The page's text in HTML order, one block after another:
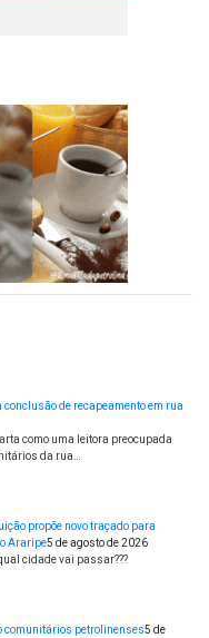
conclusão de recapeamento em rua
como uma leitora preocupada
da rua…
propõe novo traçado para
Araripe5 de agosto de 2026
cidade vai passar???
comunitários petrolinenses5 de